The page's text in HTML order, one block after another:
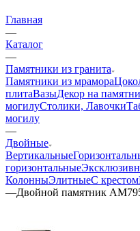
Главная
—
Каталог
—
Памятники из гранита
Памятники из мрамора
плитаВазыДекор на
могилуСтолики, Лавочки
могилу
—
Двойные
Вертикальные
горизонтальные
КолонныЭлитныеС крестом
—Двойной памятник